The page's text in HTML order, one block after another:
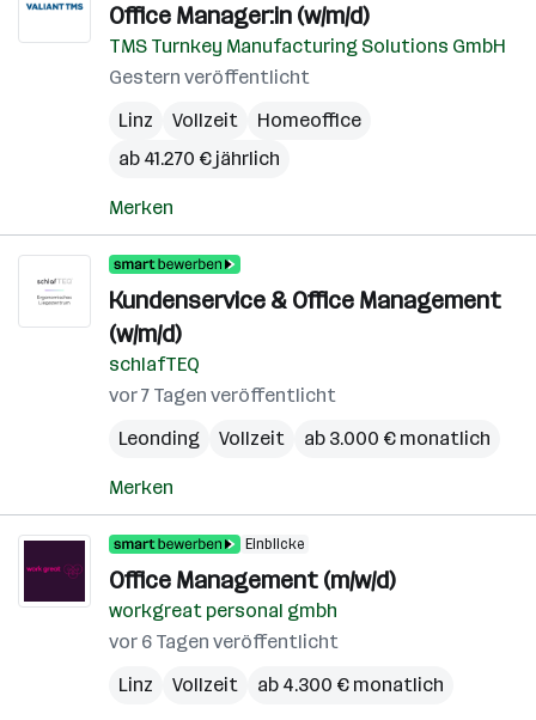
Office Manager:in (w/m/d)
TMS Turnkey Manufacturing Solutions GmbH
Gestern veröffentlicht
Linz
Vollzeit
Homeoffice
ab 41.270 € jährlich
Merken
Kundenservice & Office Management
(w/m/d)
schlafTEQ
vor 7 Tagen veröffentlicht
Leonding
Vollzeit ab 3.000 € monatlich
Merken
Einblicke
Office Management (m/w/d)
workgreat personal gmbh
vor 6 Tagen veröffentlicht
Linz
Vollzeit ab 4.300 € monatlich